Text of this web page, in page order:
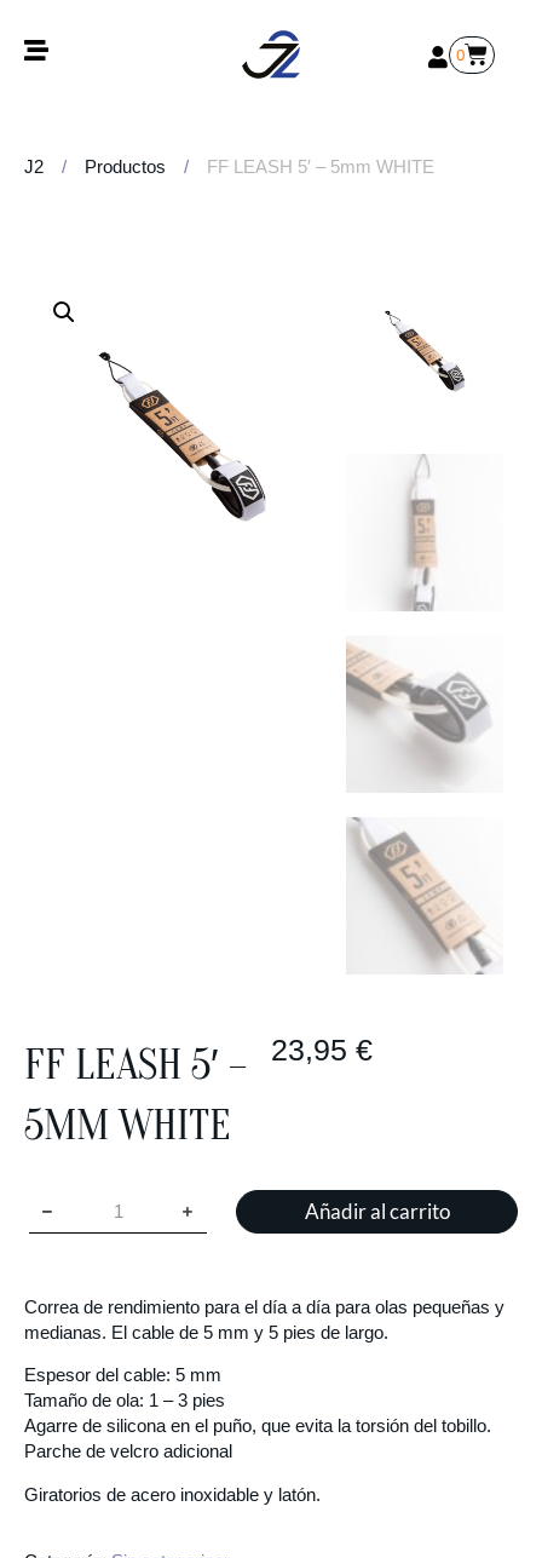
0
J2 / Productos / FF LEASH 5′ – 5mm WHITE
FF LEASH 5′ –
5MM WHITE
23,95 €
Añadir al carrito
Correa de rendimiento para el día a día para olas pequeñas y
medianas. El cable de 5 mm y 5 pies de largo.
Espesor del cable: 5 mm
Tamaño de ola: 1 – 3 pies
Agarre de silicona en el puño, que evita la torsión del tobillo.
Parche de velcro adicional
Giratorios de acero inoxidable y latón.